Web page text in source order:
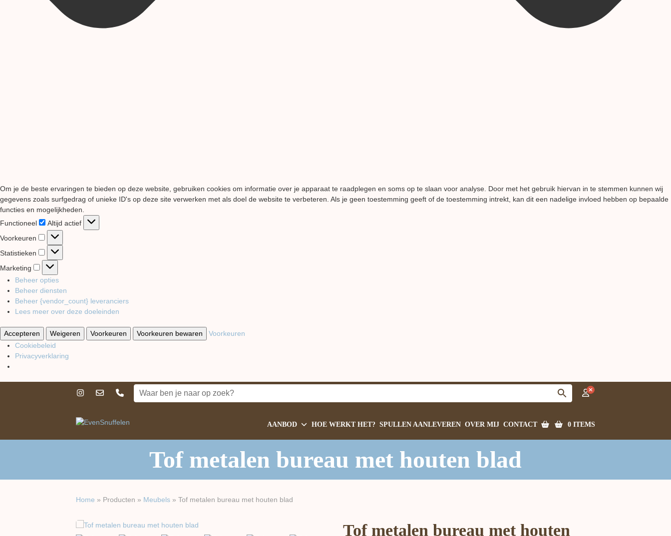
Om je de beste ervaringen te bieden op deze website, gebruiken cookies om informatie over je apparaat te raadplegen en soms op te slaan voor analyse. Door met het gebruik hiervan in te stemmen kunnen wij
gegevens zoals surfgedrag of unieke ID's op deze site verwerken met als doel de website te verbeteren. Als je geen toestemming geeft of de toestemming intrekt, kan dit een nadelige invloed hebben op bepaalde
functies en mogelijkheden.
Functioneel
Functioneel
Altijd actief
Voorkeuren
Voorkeuren
Statistieken Statistieken
Marketing
Marketing
Beheer opties
Beheer diensten
Beheer {vendor_count} leveranciers
Lees meer over deze doeleinden
Accepteren Weigeren Voorkeuren Voorkeuren bewaren
Voorkeuren
Cookiebeleid
Privacyverklaring
AANBOD HOE WERKT HET? SPULLEN AANLEVEREN OVER MIJ CONTACT 0 ITEMS
Tof metalen bureau met houten blad
Home » Producten » Meubels » Tof metalen bureau met houten blad
Tof metalen bureau met houten